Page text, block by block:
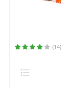
(14)